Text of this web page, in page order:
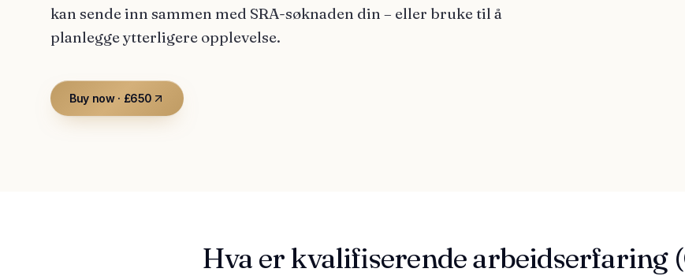
kan sende inn sammen med SRA-søknaden din – eller bruke til å
planlegge ytterligere opplevelse.
Buy now · £650
Hva er kvalifiserende arbeidserfaring